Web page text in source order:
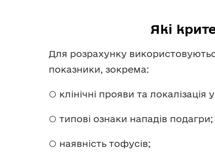
Які
Для розрахунку
показники, зокрема:
○ клінічні прояви та локалізація
○ типові ознаки нападів подагри;
○ наявність тофусів;